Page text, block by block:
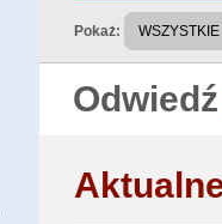
Pokaż:
Odwiedź